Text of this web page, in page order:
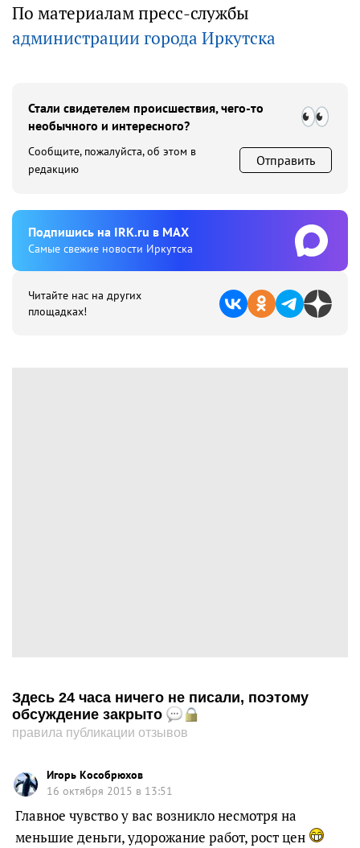
По материалам пресс-службы
администрации города Иркутска
Стали свидетелем происшествия, чего-то
необычного и интересного?
Сообщите, пожалуйста, об этом в
редакцию
Отправить
Подпишиcь на IRK.ru в MAX
Cамые свежие новости Иркутска
Читайте нас на других
площадках!
Здесь 24 часа ничего не писали, поэтому
обсуждение закрыто
правила публикации отзывов
Игорь Кособрюхов
16 октября 2015 в 13:51
Главное чувство у вас возникло несмотря на
меньшие деньги, удорожание работ, рост цен